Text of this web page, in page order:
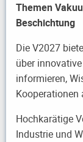
Themen
Beschichtung
Die V2027
über
informieren,
Kooperationen
Hochkarätige
Industrie und